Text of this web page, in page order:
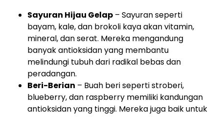
Sayuran Hijau Gelap – Sayuran seperti
bayam, kale, dan brokoli kaya akan vitamin,
mineral, dan serat. Mereka mengandung
banyak antioksidan yang membantu
melindungi tubuh dari radikal bebas dan
peradangan.
Beri-Berian – Buah beri seperti stroberi,
blueberry, dan raspberry memiliki kandungan
antioksidan yang tinggi. Mereka juga baik untuk